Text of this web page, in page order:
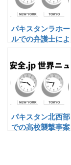
パキスタンラホー
ルでの弁護士によ
パキスタン北西部
での高校襲撃事案